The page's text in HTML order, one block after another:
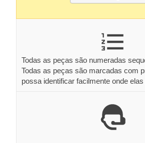
Todas as peças são numeradas
Todas as peças são marcadas com
possa identificar facilmente onde